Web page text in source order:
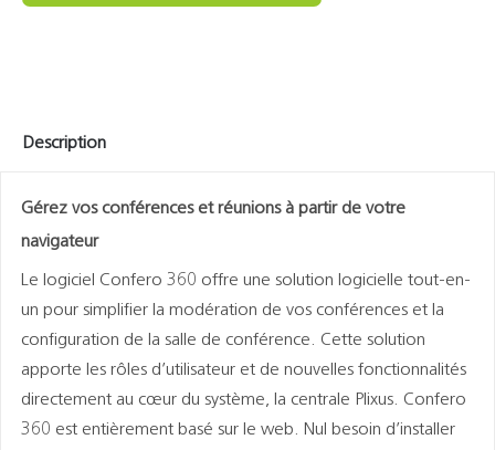
Description
Gérez vos conférences et réunions à partir de votre
navigateur
Le logiciel Confero 360 offre une solution logicielle tout-en-
un pour simplifier la modération de vos conférences et la
configuration de la salle de conférence. Cette solution
apporte les rôles d’utilisateur et de nouvelles fonctionnalités
directement au cœur du système, la centrale Plixus. Confero
360 est entièrement basé sur le web. Nul besoin d’installer